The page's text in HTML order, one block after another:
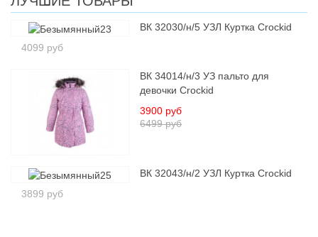
ВК 32030/н/5 УЗЛ Куртка Crockid
4099 руб
ВК 34014/н/3 УЗ пальто для
девочки Crockid
6499 руб
3900 руб
ВК 32043/н/2 УЗЛ Куртка Crockid
3899 руб